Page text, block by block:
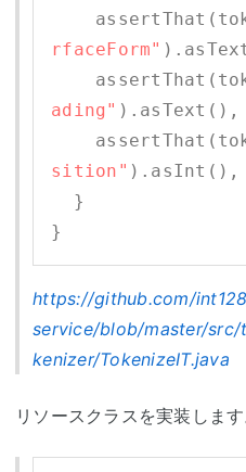
rfaceForm"
ading"
sition" ).asInt(),
https://github.com/
service/blob/master/
kenizer/TokenizeIT.java
リソースクラスを実装します